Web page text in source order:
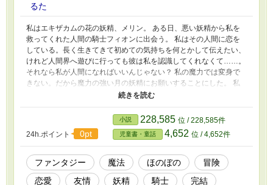
るた
私はエキザカムの花の妖精、メリン。 ある日、悪い妖精から私を
救ってくれた人間の騎士フィオンに出会う。 私はその人間に恋を
している。長く生きてきて初めての気持ちを何とかして伝えたい、
けれど人間界へ遊びに行っても彼は私を認識してくれなくて……。
それなら私が人間になればいいんじゃない？ 私の魔力では変身で
きない。だから魔力の強い月の妖精にお願いすることにした。 私
の寿命と引き換えに、人間の姿になる魔法をかけてもらった。しか
ずっと人間でいられたら、ずっとフィオンと一緒にいられるという
こと？ キスをするなんて簡単じゃない！と思ったのに。 フィオン
の元へ行ったら、それがなかなか出来なくて……。 キスを迫ろう
にも怒られるし、人間の体には慣れないし、私はフィオンとキスで
きるのかな。 そんな時、フィオンが呪われていることを知る。呪
いを解くには、やはり月の妖精に力を借りないと。けれど次は何を
引き換えに差し出せばいいのだろう。 フィオンへの想いも叶わ
24h.ポイント 0pt
小説 228,585 位 / 228,585件
児童書・童話 4,652 位 / 4,652件
ファンタジー 魔法 ほのぼの
冒険
恋愛
友情 妖精 騎士
完結